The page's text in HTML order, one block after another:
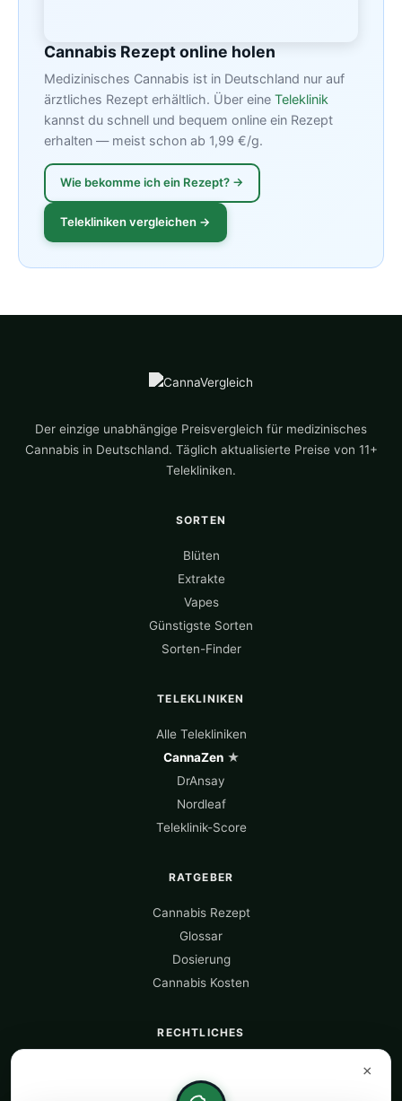
Cannabis Rezept online holen
Medizinisches Cannabis ist in Deutschland nur auf
ärztliches Rezept erhältlich. Über eine Teleklinik
kannst du schnell und bequem online ein Rezept
erhalten — meist schon ab 1,99 €/g.
Wie bekomme ich ein Rezept? →
Telekliniken vergleichen →
Der einzige unabhängige Preisvergleich für medizinisches
Cannabis in Deutschland. Täglich aktualisierte Preise von 11+
Telekliniken.
SORTEN
Blüten
Extrakte
Vapes
Günstigste Sorten
Sorten-Finder
TELEKLINIKEN
Alle Telekliniken
CannaZen★
DrAnsay
Nordleaf
Teleklinik-Score
RATGEBER
Cannabis Rezept
Glossar
Dosierung
Cannabis Kosten
RECHTLICHES
Datenquellen
×